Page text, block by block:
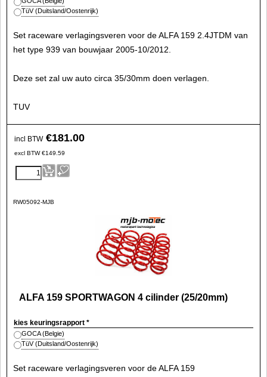
TüV (Duitsland/Oostenrijk)
Set raceware verlagingsveren voor de ALFA 159 2.4JTDM van
het type 939 van bouwjaar 2005-10/2012.
Deze set zal uw auto circa 35/30mm doen verlagen.
TUV
incl BTW €181.00
excl BTW €149.59
RW05092-MJB
ALFA 159 SPORTWAGON 4 cilinder (25/20mm)
kies keuringsrapport *
GOCA (Belgie)
TüV (Duitsland/Oostenrijk)
Set raceware verlagingsveren voor de ALFA 159